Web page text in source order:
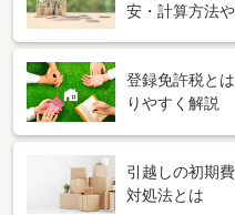
安・計算方法
登録免許税と
りやすく解説
引越しの初期
対処法とは